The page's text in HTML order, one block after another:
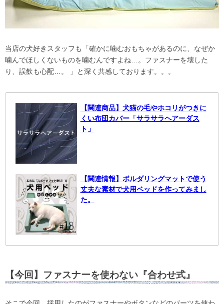
当店の犬好きスタッフも「確かに噛むおもちゃがあるのに、なぜか
噛んでほしくないものを噛むんですよね…。ファスナーを壊した
り、誤飲も心配…。 」と深く共感しております。。。
【関連商品】犬猫の毛やホコリがつきに
くい布団カバー「サラサラヘアーダス
ト」
【関連情報】ボルダリングマットで使う
丈夫な素材で犬用ベッドを作ってみまし
た。
【今回】ファスナーを使わない『合わせ式』